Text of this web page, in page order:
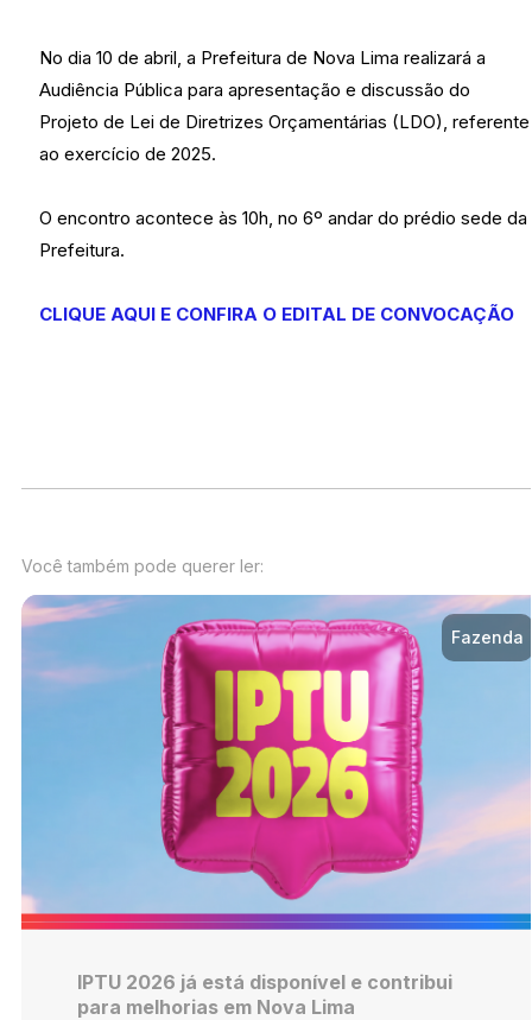
No dia 10 de abril, a Prefeitura de Nova Lima realizará a
Audiência Pública para apresentação e discussão do
Projeto de Lei de Diretrizes Orçamentárias (LDO), referente
ao exercício de 2025.
O encontro acontece às 10h, no 6º andar do prédio sede da
Prefeitura.
CLIQUE AQUI E CONFIRA O EDITAL DE CONVOCAÇÃO
Você também pode querer ler:
Fazenda
IPTU 2026 já está disponível e contribui
para melhorias em Nova Lima